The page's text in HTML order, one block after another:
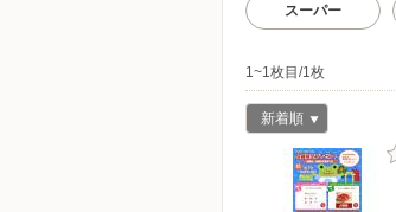
スーパー
1~1枚目/1枚
新着順